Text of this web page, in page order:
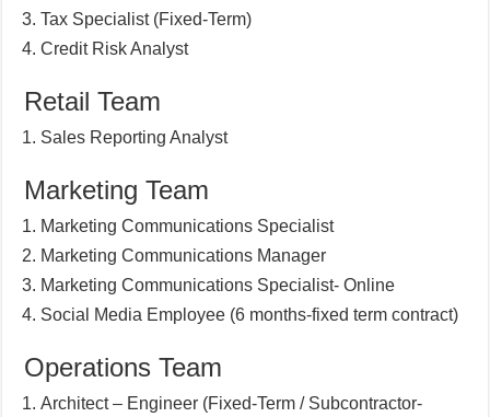
Tax Specialist (Fixed-Term)
Credit Risk Analyst
Retail Team
Sales Reporting Analyst
Marketing Team
Marketing Communications Specialist
Marketing Communications Manager
Marketing Communications Specialist- Online
Social Media Employee (6 months-fixed term contract)
Operations Team
Architect – Engineer (Fixed-Term / Subcontractor-